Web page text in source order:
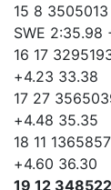
15 8 3505013
SWE 2:35.98
16 17
+4.23 33.38
17 27
+4.48 35.35
18 11
+4.60 36.30
19 12